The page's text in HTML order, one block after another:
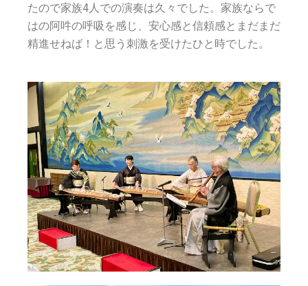
たので家族4人での演奏は久々でした。家族ならで
はの阿吽の呼吸を感じ、安心感と信頼感とまだまだ
精進せねば！と思う刺激を受けたひと時でした。